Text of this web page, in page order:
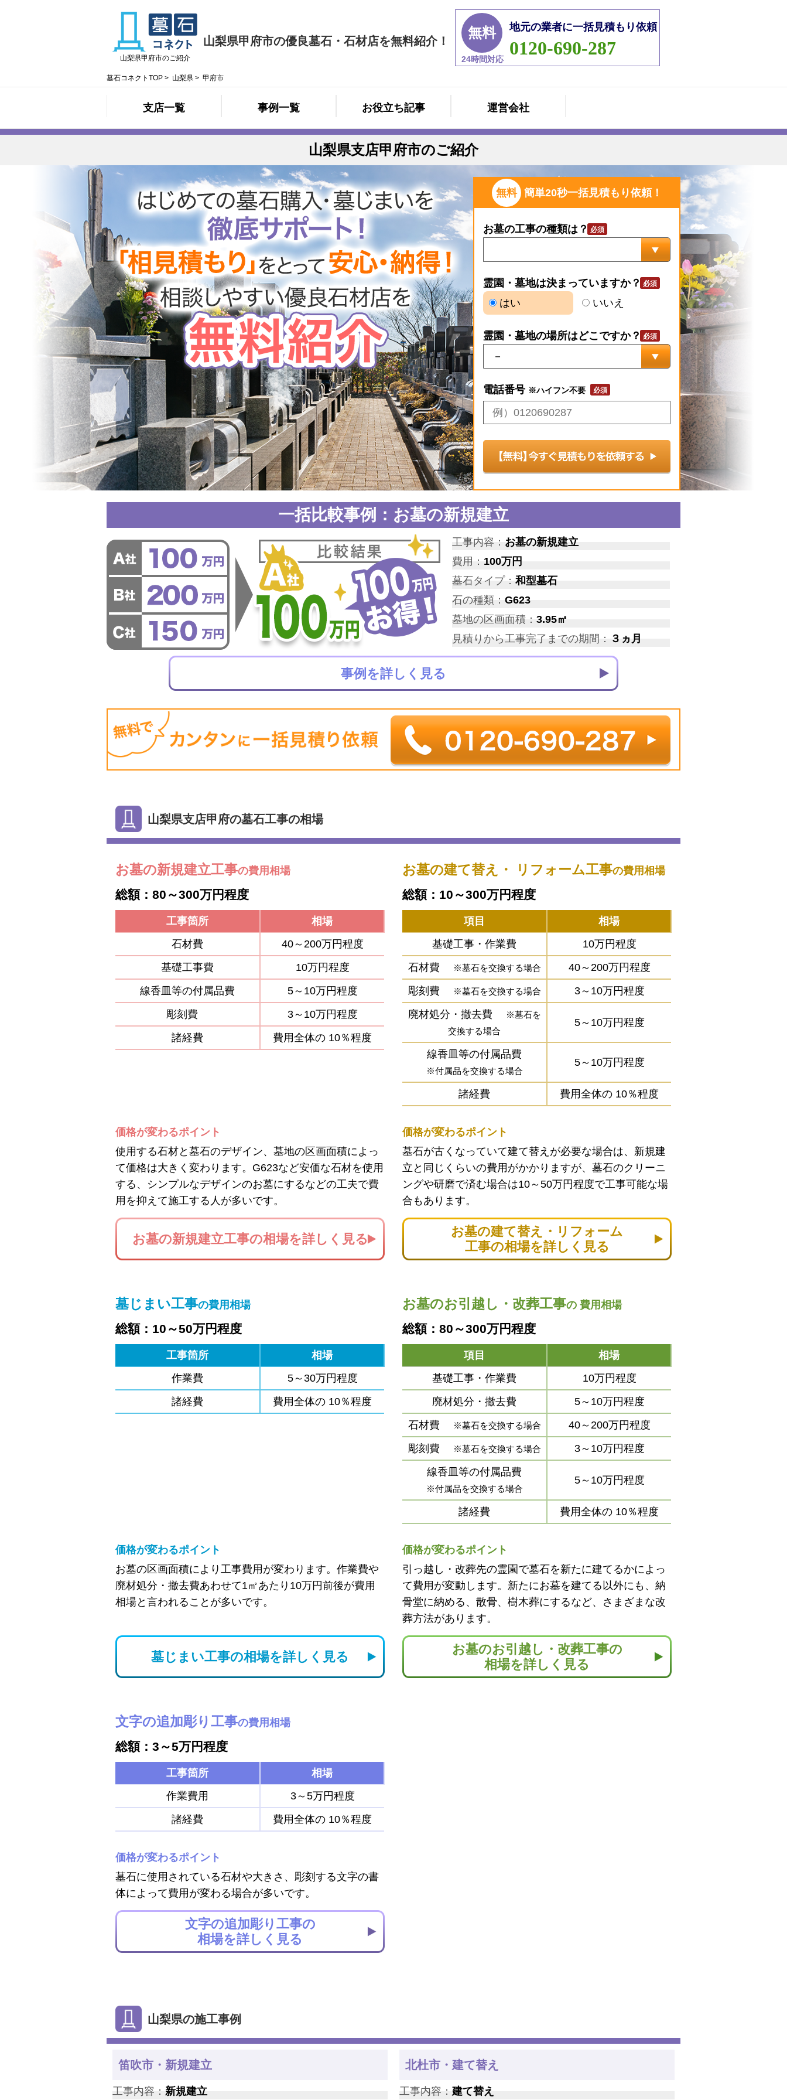
山梨県甲府市の優良墓石・石材店を無料紹介！
山梨県甲府市のご紹介
墓石コネクトTOP > 山梨県 > 甲府市
無料
24時間対応
地元の業者に一括見積もり依頼
0120-690-287
支店一覧 事例一覧 お役立ち記事 運営会社
山梨県支店甲府市のご紹介
無料 簡単20秒一括見積もり依頼！
お墓の工事の種類は？
霊園・墓地は決まっていますか？
はい
いいえ
霊園・墓地の場所はどこですか？
電話番号 ※ハイフン不要
一括比較事例：お墓の新規建立
工事内容： お墓の新規建立
費用： 100万円
墓石タイプ：和型墓石
石の種類： G623
墓地の区画面積： 3.95㎡
見積りから工事完了までの期間： ３ヵ月
事例を詳しく見る
山梨県支店甲府の墓石工事の相場
お墓の新規建立工事の費用相場
総額：80～300万円程度
工事箇所
相場
石材費
40～200万円程度
基礎工事費
10万円程度
線香皿等の付属品費
5～10万円程度
彫刻費
3～10万円程度
諸経費
費用全体の 10％程度
価格が変わるポイント
使用する石材と墓石のデザイン、墓地の区画面積によっ
て価格は大きく変わります。G623など安価な石材を使用
する、シンプルなデザインのお墓にするなどの工夫で費
用を抑えて施工する人が多いです。
お墓の新規建立工事の相場を詳しく見る
お墓の建て替え・ リフォーム工事の費用相場
総額：10～300万円程度
項目
相場
基礎工事・作業費
10万円程度
石材費
※墓石を交換する場合
40～200万円程度
彫刻費
※墓石を交換する場合
3～10万円程度
廃材処分・撤去費
※墓石を
交換する場合
5～10万円程度
線香皿等の付属品費
※付属品を交換する場合
5～10万円程度
諸経費 費用全体の 10％程度
価格が変わるポイント
墓石が古くなっていて建て替えが必要な場合は、新規建
立と同じくらいの費用がかかりますが、墓石のクリーニ
ングや研磨で済む場合は10～50万円程度で工事可能な場
合もあります。
お墓の建て替え・リフォーム
工事の相場を詳しく見る
墓じまい工事の費用相場
総額：10～50万円程度
工事箇所
相場
作業費
5～30万円程度
諸経費
費用全体の 10％程度
価格が変わるポイント
お墓の区画面積により工事費用が変わります。作業費や
廃材処分・撤去費あわせて1㎡あたり10万円前後が費用
相場と言われることが多いです。
墓じまい工事の相場を詳しく見る
お墓のお引越し・改葬工事の 費用相場
総額：80～300万円程度
項目
相場
基礎工事・作業費
10万円程度
廃材処分・撤去費
5～10万円程度
石材費
※墓石を交換する場合
40～200万円程度
彫刻費
※墓石を交換する場合
3～10万円程度
線香皿等の付属品費
※付属品を交換する場合
5～10万円程度
諸経費 費用全体の 10％程度
価格が変わるポイント
引っ越し・改葬先の霊園で墓石を新たに建てるかによっ
て費用が変動します。新たにお墓を建てる以外にも、納
骨堂に納める、散骨、樹木葬にするなど、さまざまな改
葬方法があります。
お墓のお引越し・改葬工事の
相場を詳しく見る
文字の追加彫り工事の費用相場
総額：3～5万円程度
工事箇所
相場
作業費用
3～5万円程度
諸経費
費用全体の 10％程度
価格が変わるポイント
墓石に使用されている石材や大きさ、彫刻する文字の書
体によって費用が変わる場合が多いです。
文字の追加彫り工事の
相場を詳しく見る
山梨県の施工事例
笛吹市・新規建立
工事内容： 新規建立
北杜市・建て替え
工事内容： 建て替え